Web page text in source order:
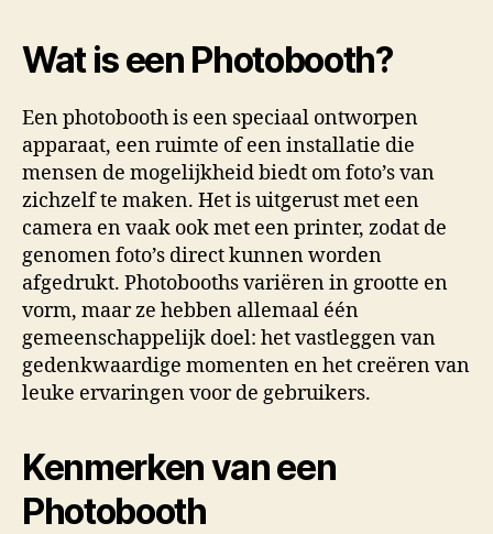
Wat is een Photobooth?
Een photobooth is een speciaal ontworpen
apparaat, een ruimte of een installatie die
mensen de mogelijkheid biedt om foto’s van
zichzelf te maken. Het is uitgerust met een
camera en vaak ook met een printer, zodat de
genomen foto’s direct kunnen worden
afgedrukt. Photobooths variëren in grootte en
vorm, maar ze hebben allemaal één
gemeenschappelijk doel: het vastleggen van
gedenkwaardige momenten en het creëren van
leuke ervaringen voor de gebruikers.
Kenmerken van een
Photobooth